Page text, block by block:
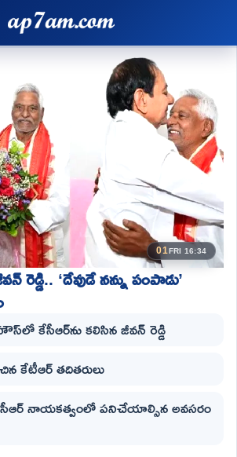
01FRI 16:34
రెడ్డి.. ‘దేవుడే నన్ను పంపాడు’
కేసీఆర్‌ను కలిసిన జీవన్ రెడ్డి
కేటీఆర్ తదితరులు
కేసీఆర్ నాయకత్వంలో పనిచేయాల్సిన అవసరం